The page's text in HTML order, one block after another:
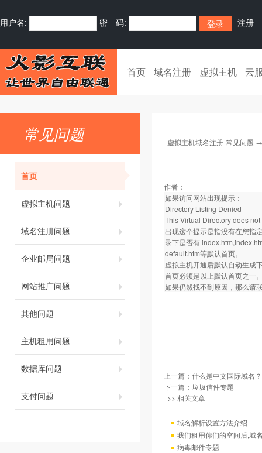
用户名: 密 码: 注册
首页 域名注册 虚拟主机 云
常见问题
首页
虚拟主机问题
域名注册问题
企业邮局问题
网站推广问题
其他问题
主机租用问题
数据库问题
支付问题
虚拟主机域名注册-常见问题
作者：
如果访问网站出现提示：
Directory Listing Denied
This Virtual Directory does
出现这个提示是指没有在您指
录下是否有
default.htm等默认首页。
虚拟主机开通后默认自动生成
首页必须是以上默认首页之一
如果仍然找不到原因，那么请
上一篇： 什么是中文国际域名？
下一篇： 垃圾信件专题
>> 相关文章
域名解析设置方法介绍
我们租用你们的空间后,域
病毒邮件专题